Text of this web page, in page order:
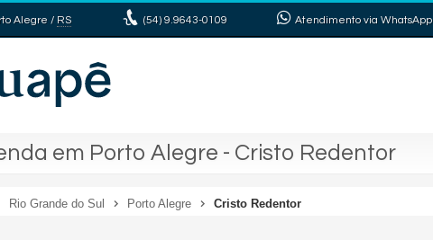
Alegre / RS (54)9.9643-0109 Atendimento via WhatsApp
em Porto Alegre - Cristo Redentor
Rio Grande do Sul Porto Alegre Cristo Redentor